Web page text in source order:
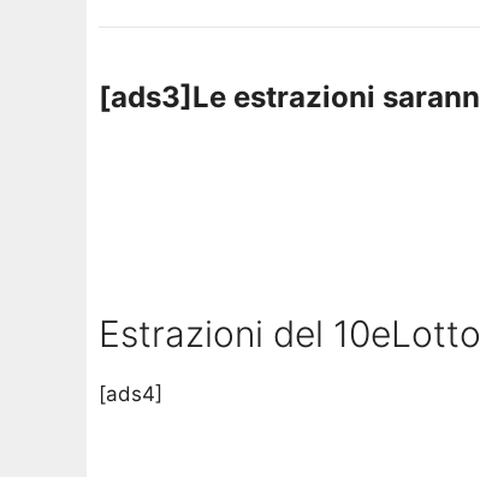
[ads3]Le estrazioni
Estrazioni del
[ads4]